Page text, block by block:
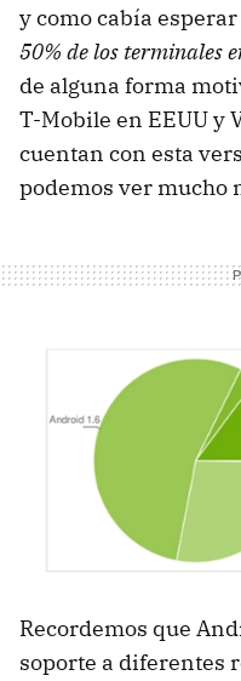
y como cabía
50% de los terminales
de alguna forma
T-Mobile en EEUU y
cuentan con esta
podemos ver mucho
Recordemos que
soporte a diferentes